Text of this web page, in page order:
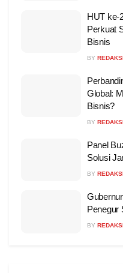
HUT ke-
Perkuat
Bisnis
BY REDAKSI
Global:
Bisnis?
BY REDAKSI
Panel
Solusi
BY REDAKSI
Penegur
BY REDAKSI